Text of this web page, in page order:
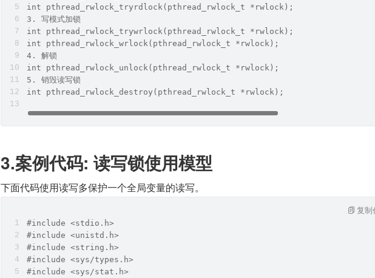
int pthread_rwlock_tryrdlock(pthread_rwlock_t *rwlock);
3. 写模式加锁
int pthread_rwlock_trywrlock(pthread_rwlock_t *rwlock);
int pthread_rwlock_wrlock(pthread_rwlock_t *rwlock);
4. 解锁
int pthread_rwlock_unlock(pthread_rwlock_t *rwlock);
5. 销毁读写锁
int pthread_rwlock_destroy(pthread_rwlock_t *rwlock);
3.案例代码: 读写锁使用模型
下面代码使用读写多保护一个全局变量的读写。
#include <stdio.h>
#include <unistd.h>
#include <string.h>
#include <sys/types.h>
#include <sys/stat.h>
复制